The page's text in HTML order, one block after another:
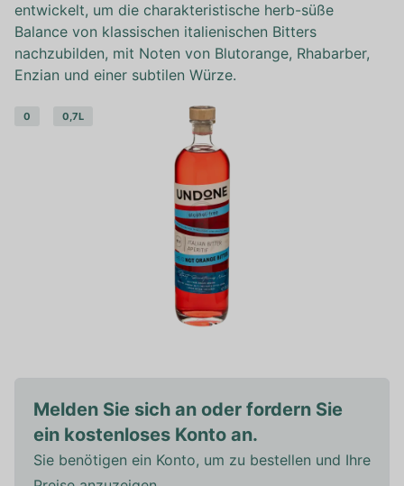
entwickelt, um die charakteristische herb-süße
Balance von klassischen italienischen Bitters
nachzubilden, mit Noten von Blutorange, Rhabarber,
Enzian und einer subtilen Würze.
0 0,7L
Melden Sie sich an oder fordern Sie
ein kostenloses Konto an.
Sie benötigen ein Konto, um zu bestellen und Ihre